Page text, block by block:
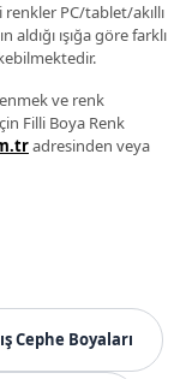
renkler PC/tablet/akıllı
ışığa göre farklı
ve renk
Filli Boya Renk
adresinden veya
Cephe Boyaları